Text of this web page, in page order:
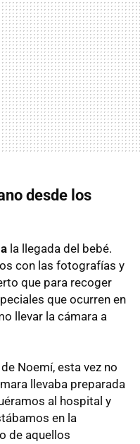
desde los
la llegada del bebé.
con las fotografías y
que para recoger
que ocurren en
llevar la cámara a
Noemí, esta vez no
llevaba preparada
al hospital y
en la
de aquellos